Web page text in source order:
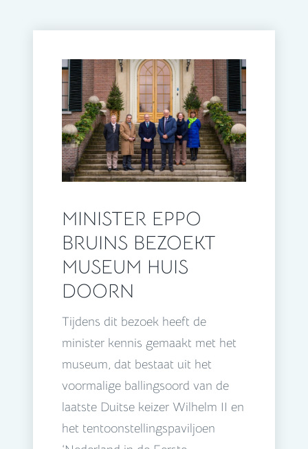
MINISTER EPPO
BRUINS BEZOEKT
MUSEUM HUIS
DOORN
Tijdens dit bezoek heeft de
minister kennis gemaakt met het
museum, dat bestaat uit het
voormalige ballingsoord van de
laatste Duitse keizer Wilhelm II en
het tentoonstellingspaviljoen